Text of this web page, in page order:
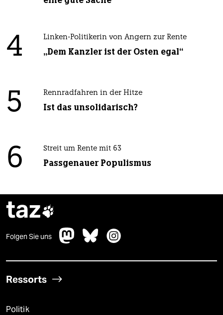
4 Linken-Politikerin von Angern zur Rente
„Dem Kanzler ist der Osten egal“
5 Rennradfahren in der Hitze
Ist das unsolidarisch?
6 Streit um Rente mit 63
Passgenauer Populismus
taz
Folgen Sie uns
Ressorts
Politik